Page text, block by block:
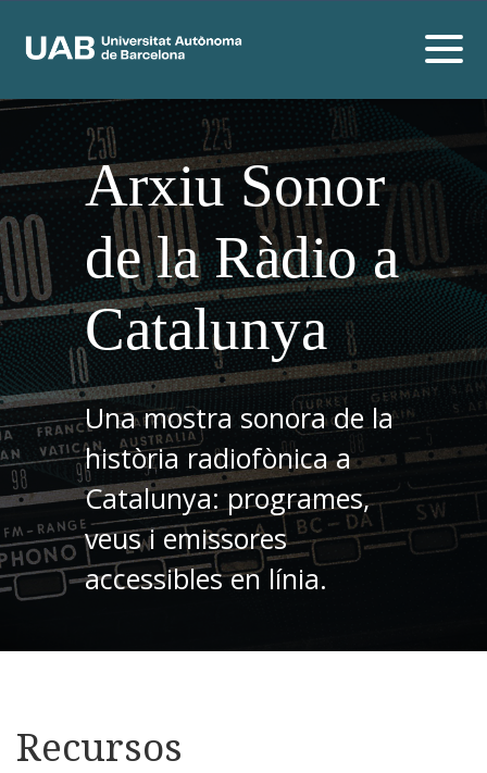
Arxiu Sonor
de la Ràdio a
Catalunya
Una mostra sonora de la
història radiofònica a
Catalunya: programes,
veus i emissores
accessibles en línia.
Recursos